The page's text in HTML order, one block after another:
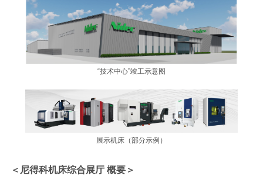
“技术中心”竣工示意图
展示机床（部分示例）
＜尼得科机床综合展厅 概要＞